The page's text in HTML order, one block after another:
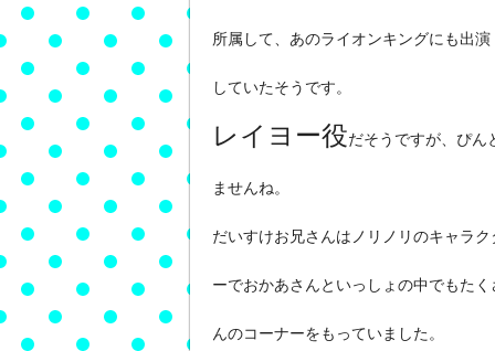
所属して、あのライオンキングにも出演
していたそうです。
レイヨー役だそうですが、ぴん
ませんね。
だいすけお兄さんはノリノリのキャラク
ーでおかあさんといっしょの中でもたく
んのコーナーをもっていました。